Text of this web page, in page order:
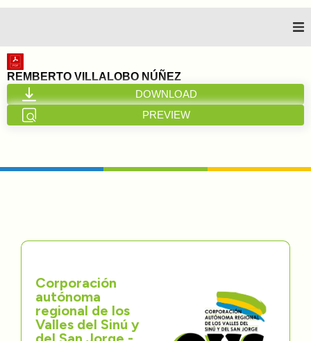
Inicio
Nosotros
Transparencia
Participa
Trámites y Servicios
Contáctenos
REMBERTO VILLALOBO NÚÑEZ
DOWNLOAD
PREVIEW
Corporación
autónoma
regional de los
Valles del Sinú y